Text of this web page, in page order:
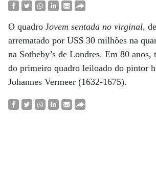
O quadro Jovem sentada no virginal,
arrematado por US$ 30 milhões na
na Sotheby’s de Londres. Em 80 anos,
do primeiro quadro leiloado do pintor
Johannes Vermeer (1632-1675).